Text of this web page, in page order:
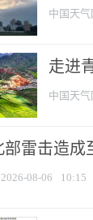
中国天气
走进
中国天
部雷击造成
2026-08-06 10:15